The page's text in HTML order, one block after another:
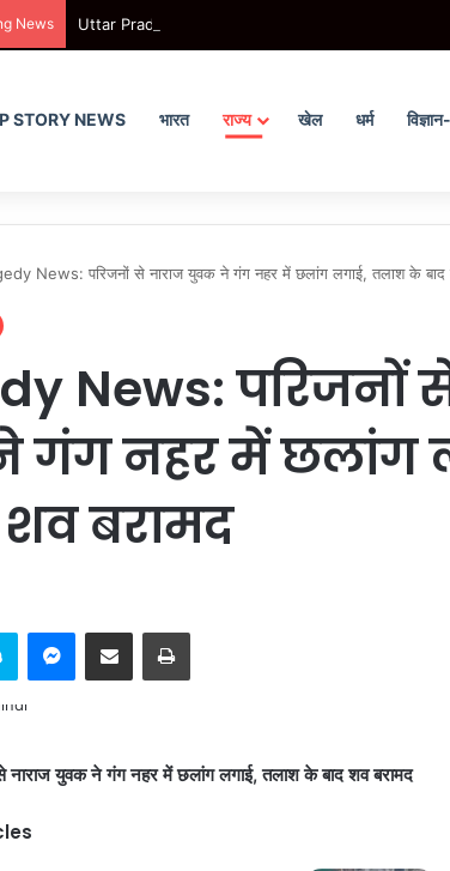
News Uttar Pradesh : हापुड़ में बस रूट पर वर्चस्व की लड़ाई में
STORY NEWS भारत राज्य खेल धर्म
News: परिजनों से नाराज युवक ने गंग नहर में छलांग लगाई, तलाश के बाद
News: परिजनों
गंग नहर में छलांग
बरामद
Skype Messenger
Share via Email Print
युवक ने गंग नहर में छलांग लगाई, तलाश के बाद शव बरामद